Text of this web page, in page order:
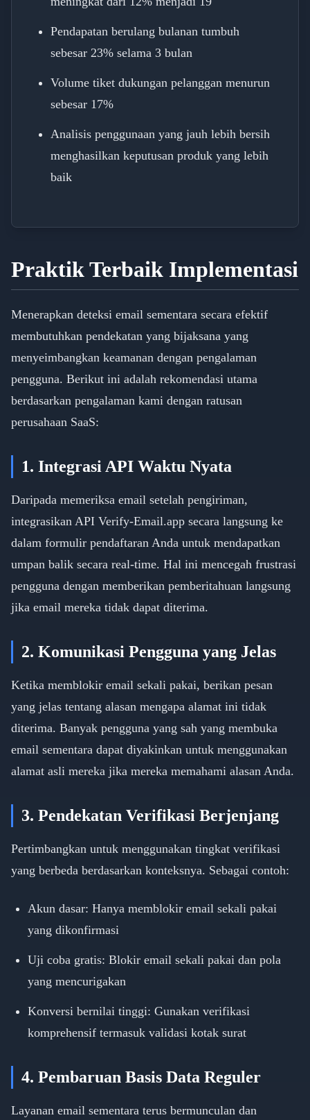
Pendapatan berulang bulanan tumbuh
sebesar 23% selama 3 bulan
Volume tiket dukungan pelanggan menurun
sebesar 17%
Analisis penggunaan yang jauh lebih bersih
menghasilkan keputusan produk yang lebih
baik
Praktik Terbaik Implementasi
Menerapkan deteksi email sementara secara efektif
membutuhkan pendekatan yang bijaksana yang
menyeimbangkan keamanan dengan pengalaman
pengguna. Berikut ini adalah rekomendasi utama
berdasarkan pengalaman kami dengan ratusan
perusahaan SaaS:
1. Integrasi API Waktu Nyata
Daripada memeriksa email setelah pengiriman,
integrasikan API Verify-Email.app secara langsung ke
dalam formulir pendaftaran Anda untuk mendapatkan
umpan balik secara real-time. Hal ini mencegah frustrasi
pengguna dengan memberikan pemberitahuan langsung
jika email mereka tidak dapat diterima.
2. Komunikasi Pengguna yang Jelas
Ketika memblokir email sekali pakai, berikan pesan
yang jelas tentang alasan mengapa alamat ini tidak
diterima. Banyak pengguna yang sah yang membuka
email sementara dapat diyakinkan untuk menggunakan
alamat asli mereka jika mereka memahami alasan Anda.
3. Pendekatan Verifikasi Berjenjang
Pertimbangkan untuk menggunakan tingkat verifikasi
yang berbeda berdasarkan konteksnya. Sebagai contoh:
Akun dasar: Hanya memblokir email sekali pakai
yang dikonfirmasi
Uji coba gratis: Blokir email sekali pakai dan pola
yang mencurigakan
Konversi bernilai tinggi: Gunakan verifikasi
komprehensif termasuk validasi kotak surat
4. Pembaruan Basis Data Reguler
Layanan email sementara terus bermunculan dan